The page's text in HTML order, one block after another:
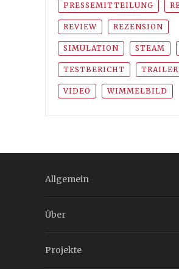
PRESSEMITTEILUNG
REVIEW REZENSION
SIMULATION STEAM
TESTBERICHT TRAILER
VIDEO WIMMELBILD
Allgemein
Über
Projekte